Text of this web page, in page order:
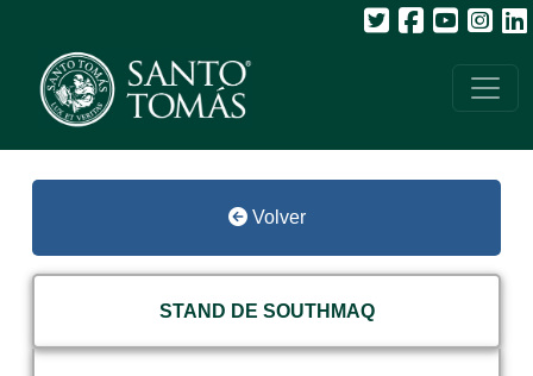
Volver
STAND DE SOUTHMAQ